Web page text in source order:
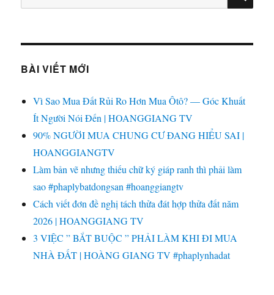
kiếm:
BÀI VIẾT MỚI
Vì Sao Mua Đất Rủi Ro Hơn Mua Ôtô? — Góc Khuất
Ít Người Nói Đến | HOANGGIANG TV
90% NGƯỜI MUA CHUNG CƯ ĐANG HIỂU SAI |
HOANGGIANGTV
Làm bản vẽ nhưng thiếu chữ ký giáp ranh thì phải làm
sao #phaplybatdongsan #hoanggiangtv
Cách viết đơn đề nghị tách thửa đát hợp thửa đất năm
2026 | HOANGGIANG TV
3 VIỆC ” BẮT BUỘC ” PHẢI LÀM KHI ĐI MUA
NHÀ ĐẤT | HOÀNG GIANG TV #phaplynhadat